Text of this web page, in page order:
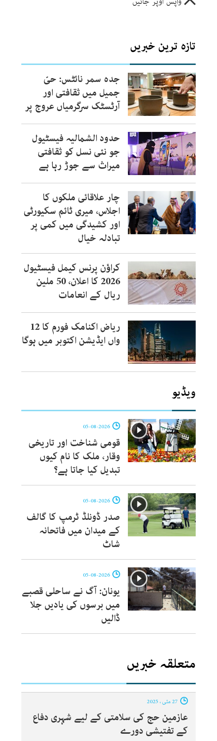
تازہ ترین خبریں
جدہ سمر نائٹس: حیّ
جمیل میں ثقافتی اور
آرٹسٹک سرگرمیاں عروج پر
حدود الشمالیہ فیسٹیول
جو نئی نسل کو ثقافتی
میراث سے جوڑ رہا ہے
چار علاقائی ملکوں کا
اجلاس، میری ٹائم سکیورٹی
اور کشیدگی میں کمی پر
تبادلہ خیال
کراؤن پرنس کیمل فیسٹیول
2026 کا اعلان، 50 ملین
ریال کے انعامات
ریاض اکنامک فورم کا 12
واں ایڈیشن اکتوبر میں ہوگا
ویڈیو
قومی شناخت اور تاریخی
وقار، ملک کا نام کیوں
تبدیل کیا جاتا ہے؟
صدر ڈونلڈ ٹرمپ کا گالف
کے میدان میں فاتحانہ
شاٹ
یونان: آگ نے ساحلی قصبے
میں برسوں کی یادیں جلا
ڈالیں
متعلقہ خبریں
عازمین حج کی سلامتی کے لیے شہری دفاع
کے تفتیشی دورے